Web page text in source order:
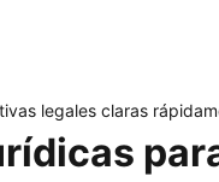
legales claras